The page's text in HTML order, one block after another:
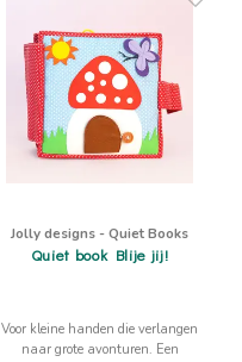
Jolly designs - Quiet Books
Quiet book Blije jij!
Voor kleine handen die verlangen
naar grote avonturen. Een